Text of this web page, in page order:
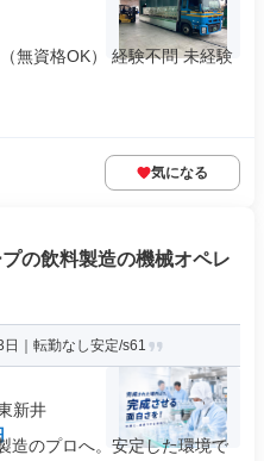
無資格OK） 経験不問 未経験
気になる
の飲料製造の機械オペレ
｜転勤なし安定/s61
新井
造のプロへ。安定した環境で